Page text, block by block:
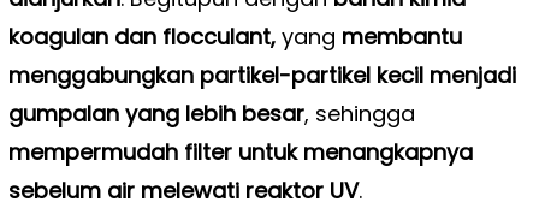
koagulan dan flocculant,yang membantu
menggabungkan partikel-partikel kecil menjadi
gumpalan yang lebih besar, sehingga
mempermudah filter untuk menangkapnya
sebelum air melewati reaktor UV.